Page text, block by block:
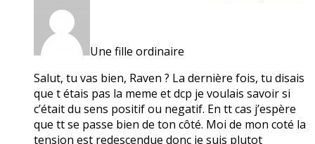
Une fille ordinaire
Salut, tu vas bien, Raven ? La dernière fois, tu disais
que t étais pas la meme et dcp je voulais savoir si
c’était du sens positif ou negatif. En tt cas j’espère
que tt se passe bien de ton côté. Moi de mon coté la
tension est redescendue donc je suis plutot